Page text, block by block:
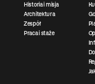
Historia i misja
Architektura
Zespół
Praca i staże